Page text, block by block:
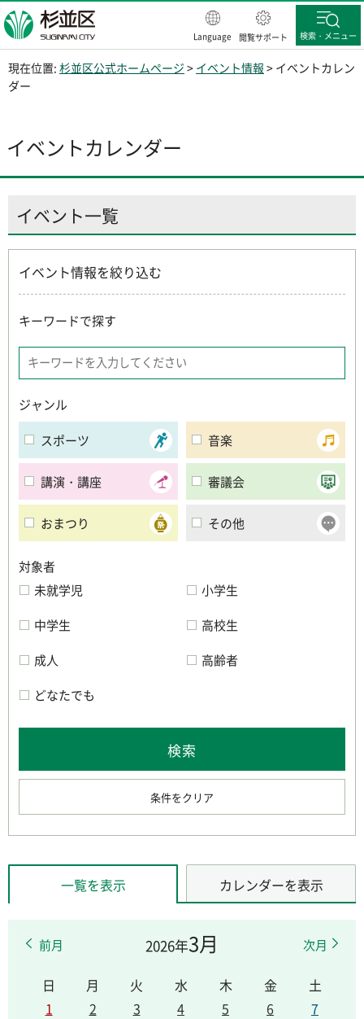
杉並区
Language 閲覧サポート 検索・メニュー
現在位置: 杉並区公式ホームページ > イベント情報 > イベントカレン
ダー
イベントカレンダー
イベント一覧
イベント情報を絞り込む
キーワードで探す
ジャンル
スポーツ
音楽
講演・講座 審議会
おまつり その他
対象者
未就学児
小学生
中学生
高校生
成人
高齢者
どなたでも
条件をクリア
一覧を表示 カレンダーを表示
2026年3月
前月 次月
日 月 火 水 木 金
土
1
2 3 4 5 6
7